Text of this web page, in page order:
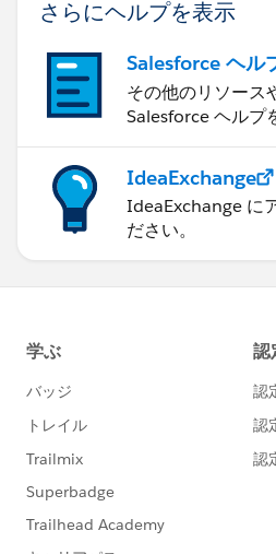
さらにヘルプを表示
Salesforce ヘル
その他のリソース
Salesforce ヘルプ
IdeaExchange
IdeaExchange に
ださい。